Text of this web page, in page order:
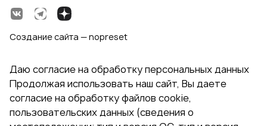
Создание сайта — nopreset
Даю согласие на обработку персональных данных
Продолжая использовать наш сайт, Вы даете
согласие на обработку файлов cookie,
пользовательских данных (сведения о